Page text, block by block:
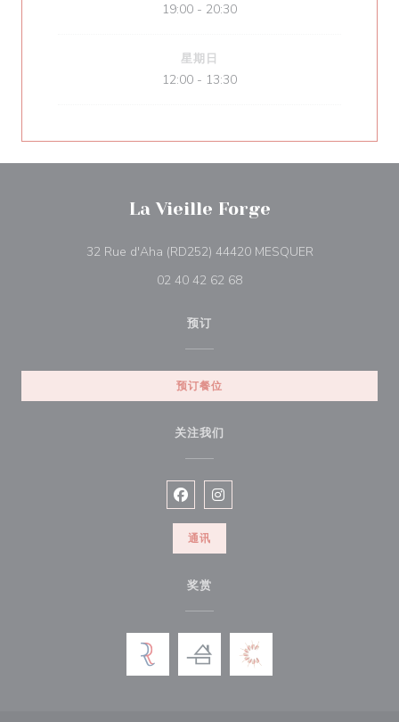
19:00 - 20:30
星期日
12:00 - 13:30
La Vieille Forge
32 Rue d'Aha (RD252) 44420 MESQUER((在新窗口中打
02 40 42 62 68
预订
预订餐位
关注我们
Facebook ((在新窗口中打开))
Instagram ((在新窗口中打开))
通讯
奖赏